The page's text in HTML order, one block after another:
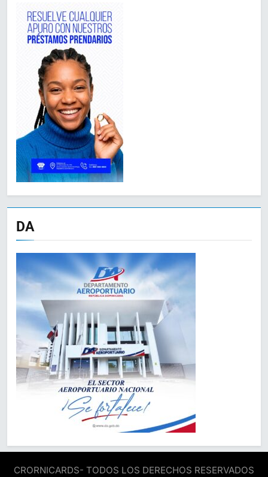
DA
CRORNICARDS- TODOS LOS DERECHOS RESERVADOS